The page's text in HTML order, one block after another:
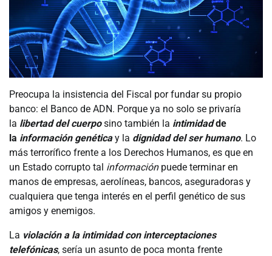
Preocupa la insistencia del Fiscal por fundar su propio
banco: el Banco de ADN. Porque ya no solo se privaría
la libertad del cuerposino también la intimidadde
la información genética y la dignidad del ser humano. Lo
más terrorífico frente a los Derechos Humanos, es que en
un Estado corrupto tal informaciónpuede terminar en
manos de empresas, aerolíneas, bancos, aseguradoras y
cualquiera que tenga interés en el perfil genético de sus
amigos y enemigos.
La violación a la intimidad con interceptaciones
telefónicas, sería un asunto de poca monta frente